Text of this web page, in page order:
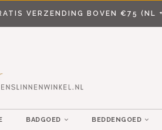
VERZENDING BOVEN €75 (NL
BADGOED BEDDENGOED